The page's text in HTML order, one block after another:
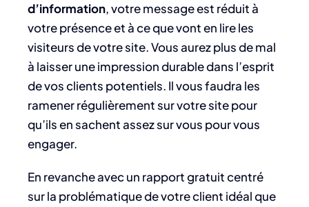
d’information, votre message est réduit à
votre présence et à ce que vont en lire les
visiteurs de votre site. Vous aurez plus de mal
à laisser une impression durable dans l’esprit
de vos clients potentiels. Il vous faudra les
ramener régulièrement sur votre site pour
qu’ils en sachent assez sur vous pour vous
engager.
En revanche avec un rapport gratuit centré
sur la problématique de votre client idéal que